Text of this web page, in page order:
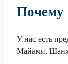
Почему
У нас есть
Майами,